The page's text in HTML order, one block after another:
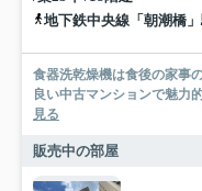
地下鉄中央線「朝潮橋
食器洗乾燥機は食後の家事
良い中古マンションで魅力
見る
販売中の部屋